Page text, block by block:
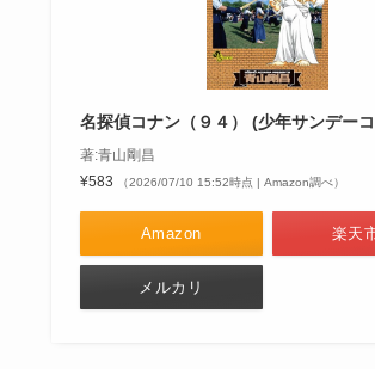
名探偵コナン（９４） (少年サンデー
著:青山剛昌
¥583
（2026/07/10 15:52時点 | Amazon調べ）
Amazon 楽天
メルカリ